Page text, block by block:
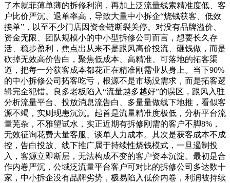
了本就菲薄单薄的拆修利润，再加上泛流量线索精准度低、客
户比价严沉、退单率高，导致大量中小拆企“烧钱获客、低效
接单”，以至不少门店因资金链断裂关停。对没有品牌溢价、
资金无限、团队规模小的中小型拆修公司而言，想要长久存
活、稳步盈利，焦点出从来不是跟风高价投流、砸钱做，而是
砍掉无效高价告白，聚焦低成本、高精准、可落地的拓客渠
道，把每一分获客成本都花正在精准刚需业从身上。当下90%
的中小拆修公司拓客吃亏，根源不是市场没需求，而是拓客逻
辑完全犯错。良多老板陷入“流量越多越好”的误区，跟风入驻
分析流量平台、投放消息流告白、多量量做线下地推，看似客
源不竭，实则现患沉沉。起首是流量精准度极低，分析平台流
量芜杂，不雅望试水，实正近期有拆修刚需的客户不脚8%，
无效征询花费大量客服、谈单人力成本。其次是获客成本不成
控，告白投放、线下推广属于持续性烧钱模式，一旦遏制投
入，客源立即断层，无法构成不变的客户资本沉淀。最初是合
作内卷严沉，公域泛流量平台客户可对比的拆修公司多达数十
家，中小拆企没有品牌劣势，极易陷入低价内卷，利润被持续